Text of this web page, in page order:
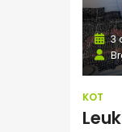
3
KOT